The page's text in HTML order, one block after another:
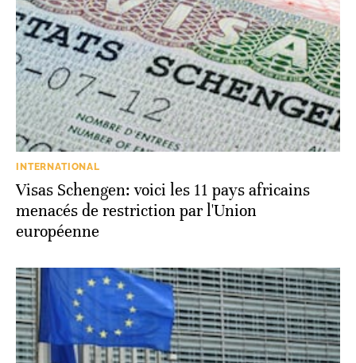
INTERNATIONAL
Visas Schengen: voici les 11 pays africains
menacés de restriction par l'Union
européenne